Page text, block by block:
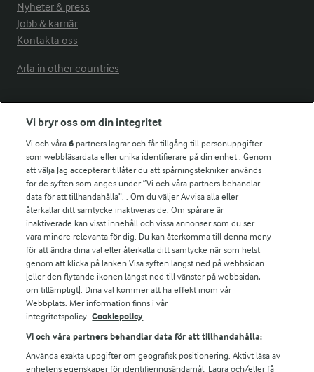
Nyheter & press
Jobb & karriär
Kontakta oss
Arla in other countries
Fler Arlasajter
För ägare
Arlas kundportal
Arla.com
Falbygdens Ost
Arla webbshop
Bildbank
Följ oss
Vi bryr oss om din integritet
Vi och våra6 partners lagrar och får tillgång till personuppgifter
som webbläsardata eller unika identifierare på din enhet . Genom
att välja Jag accepterar tillåter du att spårningstekniker används
för de syften som anges under ”Vi och våra partners behandlar
data för att tillhandahålla”. . Om du väljer Avvisa alla eller
återkallar ditt samtycke inaktiveras de. Om spårare är
inaktiverade kan visst innehåll och vissa annonser som du ser
vara mindre relevanta för dig. Du kan återkomma till denna meny
för att ändra dina val eller återkalla ditt samtycke när som helst
genom att klicka på länken Visa syften längst ned på webbsidan
[eller den flytande ikonen längst ned till vänster på webbsidan,
om tillämpligt]. Dina val kommer att ha effekt inom vår
Webbplats. Mer information finns i vår
integritetspolicy. Cookiepolicy
Vi och våra partners behandlar data för att tillhandahålla:
Använda exakta uppgifter om geografisk positionering. Aktivt läsa av
enhetens egenskaper för identifieringsändamål. Lagra och/eller få